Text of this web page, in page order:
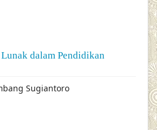
dalam Pendidikan
Sugiantoro